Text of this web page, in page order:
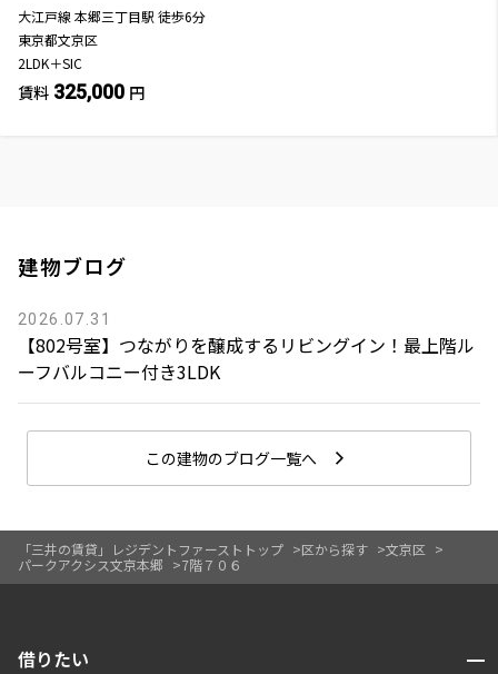
「三井の賃貸」レジデントファーストトップ 区から探す
文京区
パークアクシス文京本郷
7階７０６
大江戸線 本郷三丁目駅 徒歩6分
東京都文京区
2LDK＋SIC
賃料 325,000 円
建物ブログ
2026.07.31
【802号室】つながりを醸成するリビングイン！最上階ル
ーフバルコニー付き3LDK
この建物のブログ一覧へ
借りたい 開閉